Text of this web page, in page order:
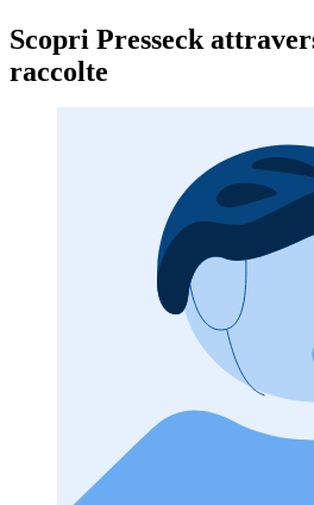
Scopri Presseck
raccolte